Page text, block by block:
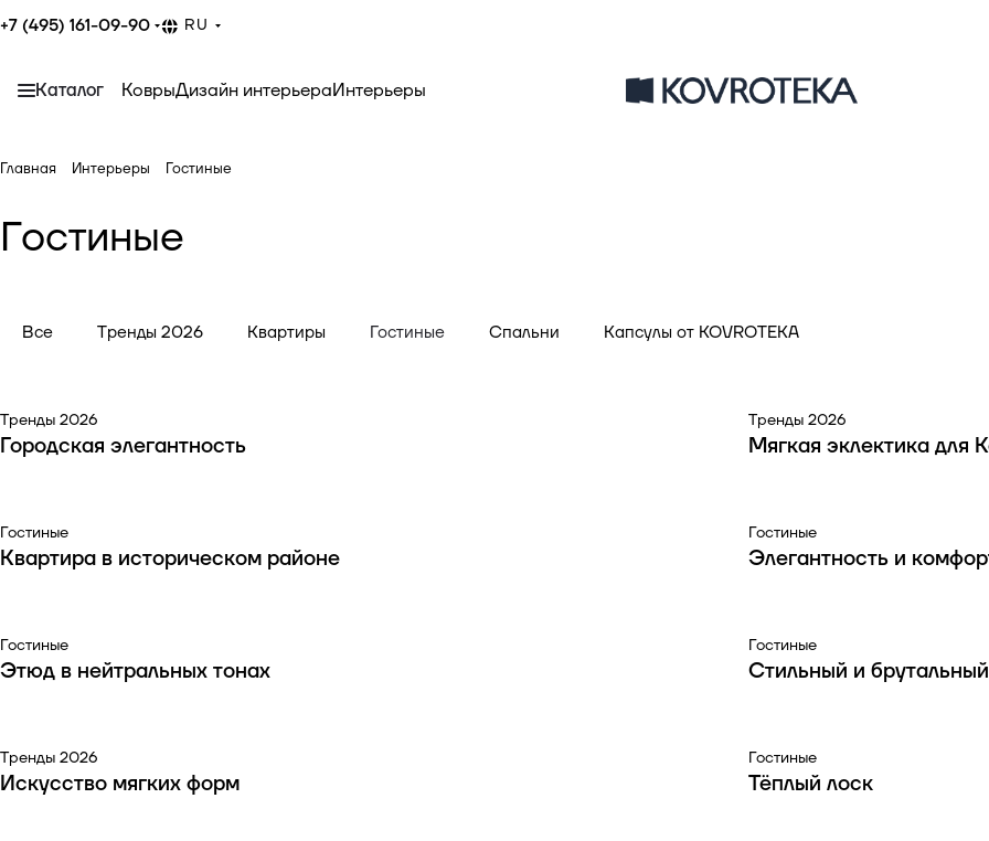
+7 (495) 161-09-90 RU
Каталог КоврыДизайн интерьераИнтерьеры
Главная Интерьеры Гостиные
Гостиные
Все Тренды 2026 Квартиры Гостиные Спальни Капсулы от KOVROTEKA
Тренды 2026
Городская элегантность
Тренды 2026
Мягкая эклектика для
Гостиные
Квартира в историческом районе
Гостиные
Элегантность и
Гостиные
Этюд в нейтральных тонах
Гостиные
Стильный и брутальный
Тренды 2026
Искусство мягких форм
Гостиные
Тёплый лоск